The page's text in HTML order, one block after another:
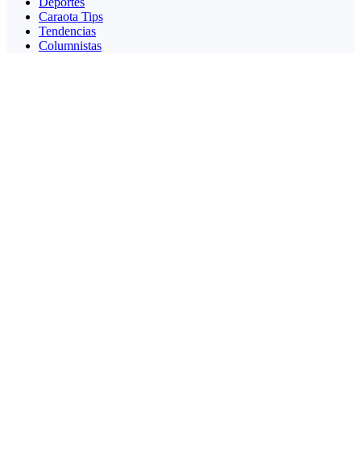
Caraota Tips
Tendencias
Columnistas